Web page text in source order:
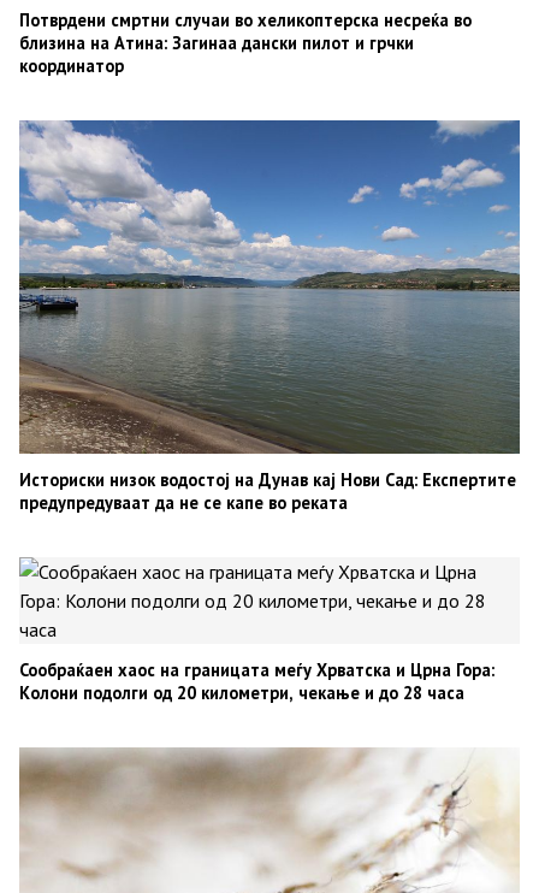
Потврдени смртни случаи во хеликоптерска несреќа во
близина на Атина: Загинаа дански пилот и грчки
координатор
Историски низок водостој на Дунав кај Нови Сад: Експертите
предупредуваат да не се капе во реката
Сообраќаен хаос на границата меѓу Хрватска и Црна Гора:
Колони подолги од 20 километри, чекање и до 28 часа